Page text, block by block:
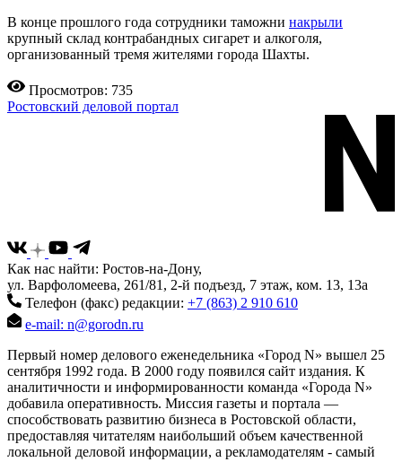
В конце прошлого года сотрудники таможни накрыли
крупный склад контрабандных сигарет и алкоголя,
организованный тремя жителями города Шахты.
Просмотров: 735
Ростовский деловой портал
Как нас найти: Ростов-на-Дону,
ул. Варфоломеева, 261/81, 2-й подъезд, 7 этаж, ком. 13, 13а
Телефон (факс) редакции: +7 (863) 2 910 610
e-mail: n@gorodn.ru
Первый номер делового еженедельника «Город N» вышел 25
сентября 1992 года. В 2000 году появился сайт издания. К
аналитичности и информированности команда «Города N»
добавила оперативность. Миссия газеты и портала —
способствовать развитию бизнеса в Ростовской области,
предоставляя читателям наибольший объем качественной
локальной деловой информации, а рекламодателям - самый